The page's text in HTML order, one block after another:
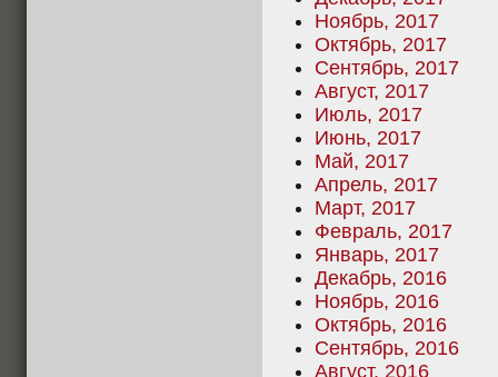
Ноябрь, 2017
Октябрь, 2017
Сентябрь, 2017
Август, 2017
Июль, 2017
Июнь, 2017
Май, 2017
Апрель, 2017
Март, 2017
Февраль, 2017
Январь, 2017
Декабрь, 2016
Ноябрь, 2016
Октябрь, 2016
Сентябрь, 2016
Август, 2016